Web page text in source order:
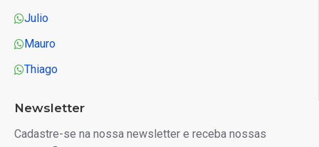
Julio
Mauro
Thiago
Newsletter
Cadastre-se na nossa newsletter e receba nossas